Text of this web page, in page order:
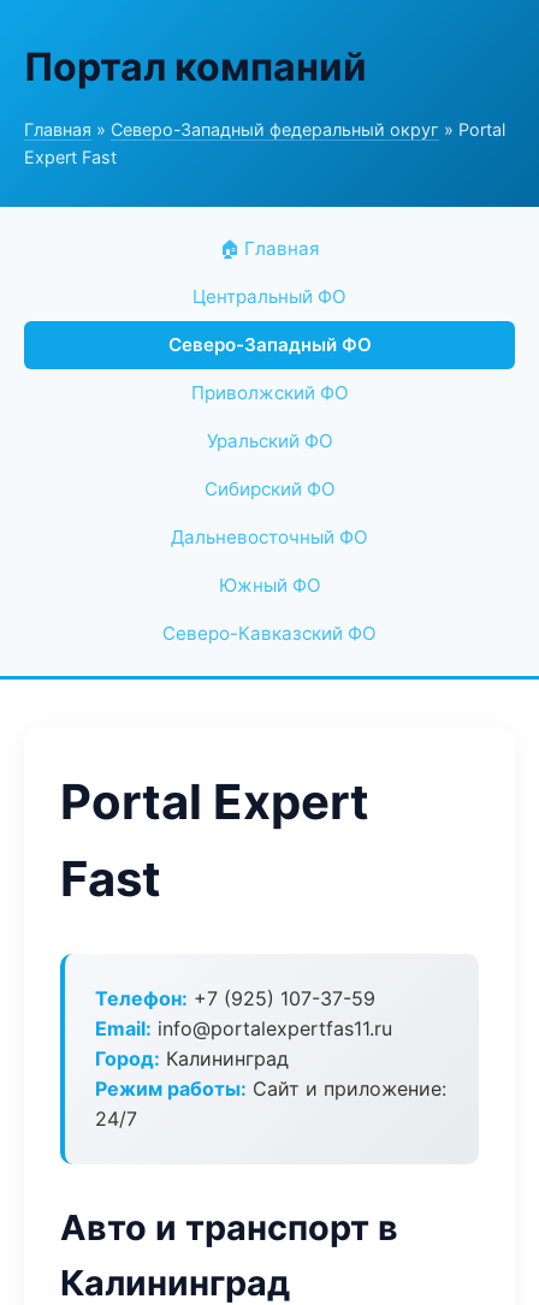
Портал компаний
Главная » Северо-Западный федеральный округ » Portal
Expert Fast
🏠 Главная
Центральный ФО
Северо-Западный ФО
Приволжский ФО
Уральский ФО
Сибирский ФО
Дальневосточный ФО
Южный ФО
Северо-Кавказский ФО
Portal Expert
Fast
Телефон: +7 (925) 107-37-59
Email: info@portalexpertfas11.ru
Город: Калининград
Режим работы: Сайт и приложение:
24/7
Авто и транспорт в
Калининград